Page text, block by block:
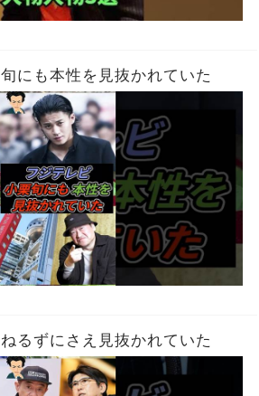
にも本性を見抜かれていた
るずにさえ見抜かれていた